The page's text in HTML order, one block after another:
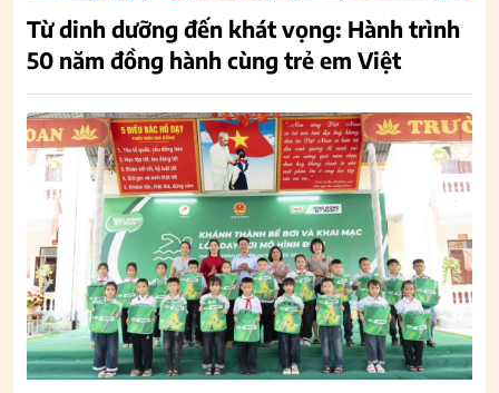
Từ dinh dưỡng đến khát vọng: Hành trình
50 năm đồng hành cùng trẻ em Việt